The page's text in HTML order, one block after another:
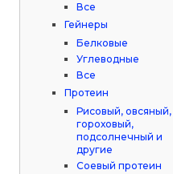
Все
Гейнеры
Белковые
Углеводные
Все
Протеин
Рисовый, овсяный,
гороховый,
подсолнечный и
другие
Соевый протеин